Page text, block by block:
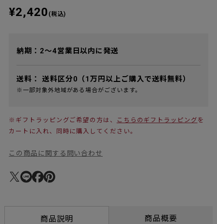
¥2,420 (税込)
納期：2～4営業日以内に発送
送料： 送料区分0（1万円以上ご購入で送料無料）
※一部対象外地域がある場合がございます。
※ギフトラッピングご希望の方は、 こちらのギフトラッピング を
カートに入れ、同時に購入してください。
この商品に関する問い合わせ
商品説明 商品概要